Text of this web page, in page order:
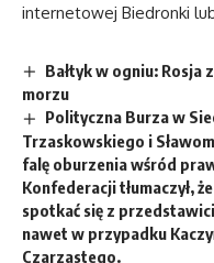
internetowej Biedronki
Bałtyk w ogniu: Rosja
morzu
Polityczna Burza w
Trzaskowskiego i
falę oburzenia wśród
Konfederacji tłumaczył,
spotkać się z
nawet w przypadku
Czarzastego.